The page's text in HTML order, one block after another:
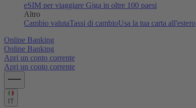
eSIM per viaggiare Giga in oltre 100 paesi
Altro
Cambio valutaTassi di cambioUsa la tua carta all'estero
Online Banking
Online Banking
Apri un conto corrente
Apri un conto corrente
IT